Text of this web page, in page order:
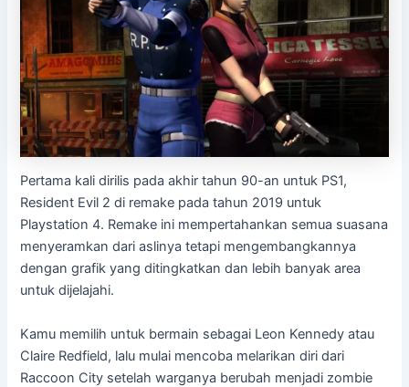
Pertama kali dirilis pada akhir tahun 90-an untuk PS1,
Resident Evil 2 di remake pada tahun 2019 untuk
Playstation 4. Remake ini mempertahankan semua suasana
menyeramkan dari aslinya tetapi mengembangkannya
dengan grafik yang ditingkatkan dan lebih banyak area
untuk dijelajahi.
Kamu memilih untuk bermain sebagai Leon Kennedy atau
Claire Redfield, lalu mulai mencoba melarikan diri dari
Raccoon City setelah warganya berubah menjadi zombie